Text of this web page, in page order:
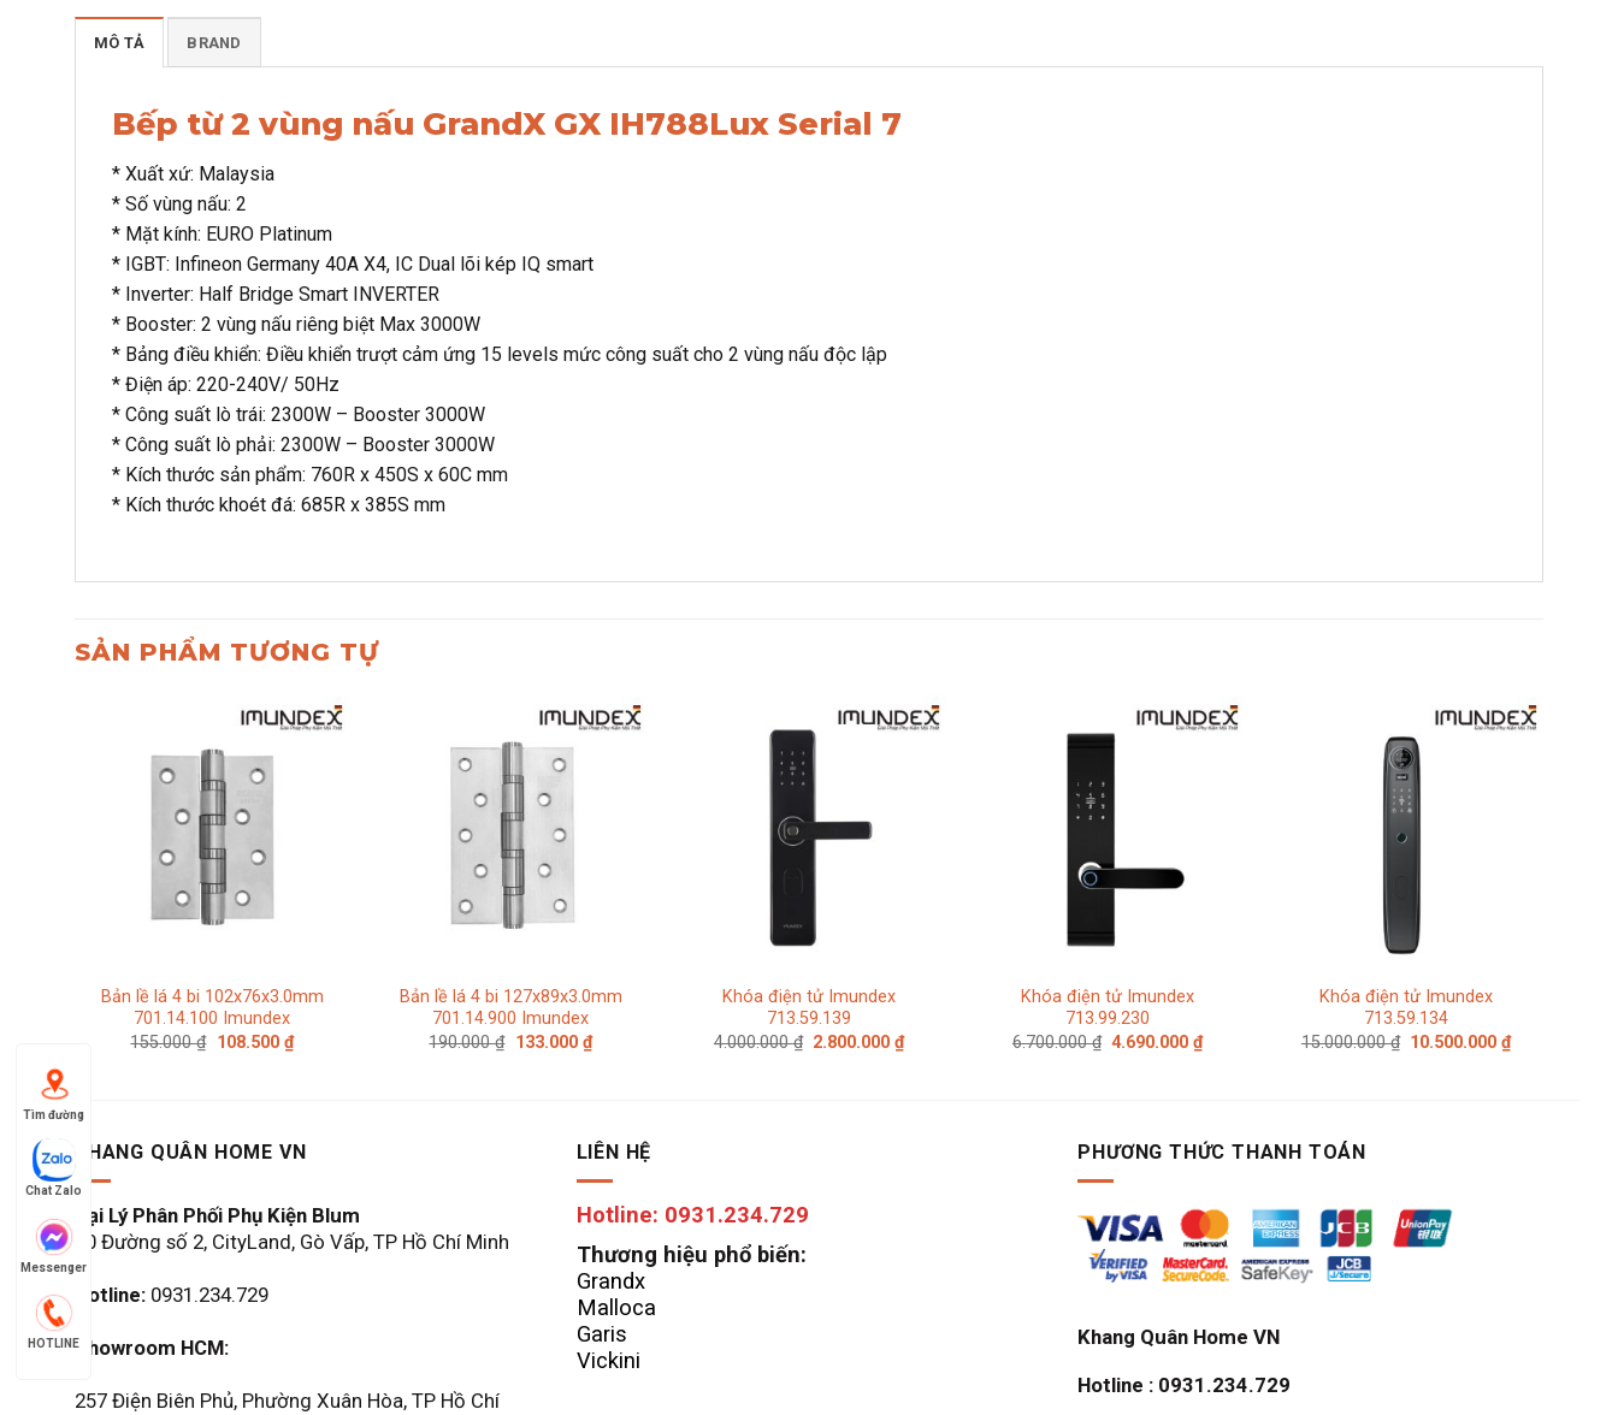
MÔ TẢ BRAND
Bếp từ 2 vùng nấu GrandX GX IH788Lux Serial 7
* Xuất xứ: Malaysia
* Số vùng nấu: 2
* Mặt kính: EURO Platinum
* IGBT: Infineon Germany 40A X4, IC Dual lõi kép IQ smart
* Inverter: Half Bridge Smart INVERTER
* Booster: 2 vùng nấu riêng biệt Max 3000W
* Bảng điều khiển: Điều khiển trượt cảm ứng 15 levels mức công suất cho 2 vùng nấu độc lập
* Điện áp: 220-240V/ 50Hz
* Công suất lò trái: 2300W – Booster 3000W
* Công suất lò phải: 2300W – Booster 3000W
* Kích thước sản phẩm: 760R x 450S x 60C mm
* Kích thước khoét đá: 685R x 385S mm
SẢN PHẨM TƯƠNG TỰ
Bản lề lá 4 bi 102x76x3.0mm
701.14.100 Imundex
155.000₫ Giá
108.500 ₫Giá
hiện
Bản lề lá 4 bi 127x89x3.0mm
701.14.900 Imundex
190.000₫ Giá
133.000 ₫Giá
hiện
Khóa điện tử Imundex
713.59.139
4.000.000₫ Giá
2.800.000₫Giá
hiện
Khóa điện tử Imundex
713.99.230
6.700.000₫ Giá
4.690.000₫Giá
hiện
Khóa điện tử Imundex
713.59.134
15.000.000₫ Giá
10.500.000₫Giá
hiện
KHANG QUÂN HOME VN
Đại Lý Phân Phối Phụ Kiện Blum
60 Đường số 2, CityLand, Gò Vấp, TP Hồ Chí Minh
Hotline: 0931.234.729
Showroom HCM:
257 Điện Biên Phủ, Phường Xuân Hòa, TP Hồ Chí
LIÊN HỆ
Hotline: 0931.234.729
Thương hiệu phổ biến:
Grandx
Malloca
Garis
Vickini
PHƯƠNG THỨC THANH TOÁN
Khang Quân Home VN
Hotline : 0931.234.729
Tìm đường
Chat Zalo
Messenger
HOTLINE